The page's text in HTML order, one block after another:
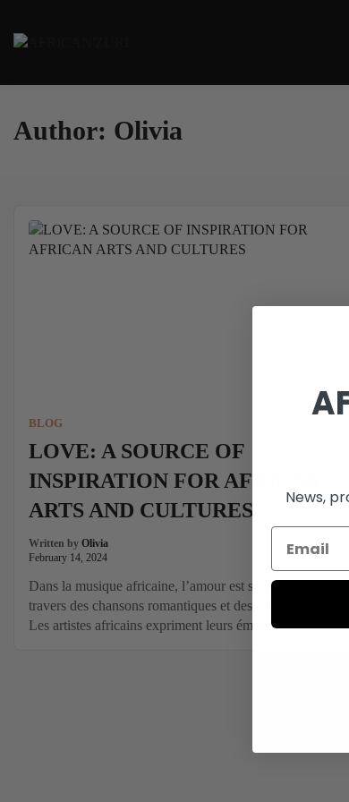
contenu
Author: Olivia
BLOG
LOVE: A SOURCE OF
INSPIRATION FOR AFRICAN
ARTS AND CULTURES
Written by Olivia
February 14, 2024
Dans la musique africaine, l’amour est souvent célébré à
travers des chansons romantiques et des rythmes
Les artistes africains expriment leurs émotions et
News,